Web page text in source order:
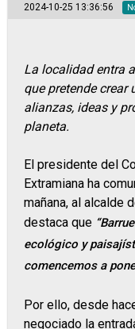
2024-10-25 13:36:56
La localidad entra
que pretende crear
alianzas, ideas y
planeta.
El presidente del
Extramiana ha
mañana, al alcalde
destaca que
ecológico y
comencemos a
Por ello, desde
negociado la